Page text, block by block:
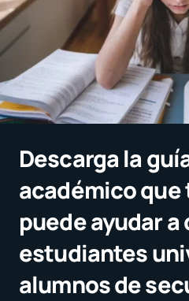
Descarga la
académico
puede ayudar
estudiantes
alumnos de